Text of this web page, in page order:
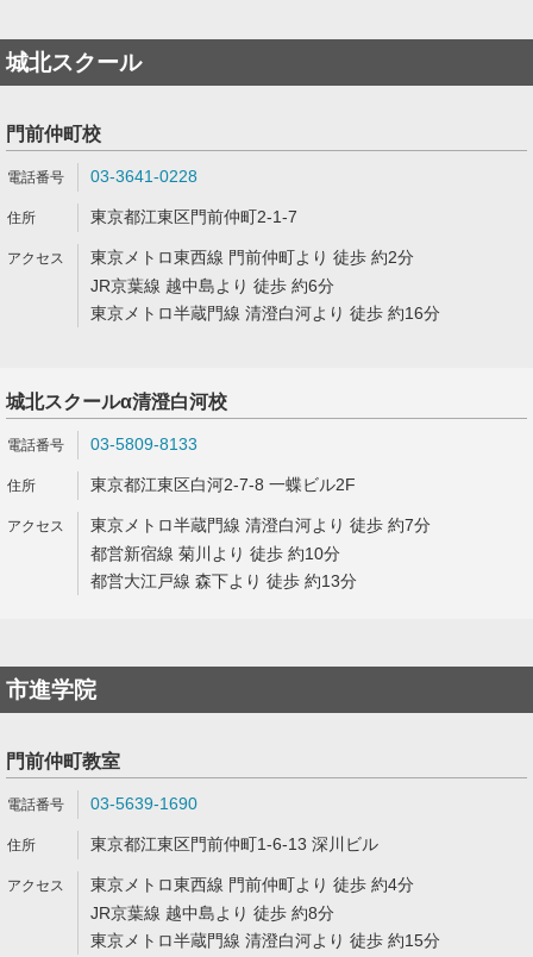
城北スクール
門前仲町校
03-3641-0228
東京都江東区門前仲町2-1-7
東京メトロ東西線 門前仲町より 徒歩 約2分
JR京葉線 越中島より 徒歩 約6分
東京メトロ半蔵門線 清澄白河より 徒歩 約16分
城北スクールα清澄白河校
03-5809-8133
東京都江東区白河2-7-8 一蝶ビル2F
東京メトロ半蔵門線 清澄白河より 徒歩 約7分
都営新宿線 菊川より 徒歩 約10分
都営大江戸線 森下より 徒歩 約13分
市進学院
門前仲町教室
03-5639-1690
東京都江東区門前仲町1-6-13 深川ビル
東京メトロ東西線 門前仲町より 徒歩 約4分
JR京葉線 越中島より 徒歩 約8分
東京メトロ半蔵門線 清澄白河より 徒歩 約15分